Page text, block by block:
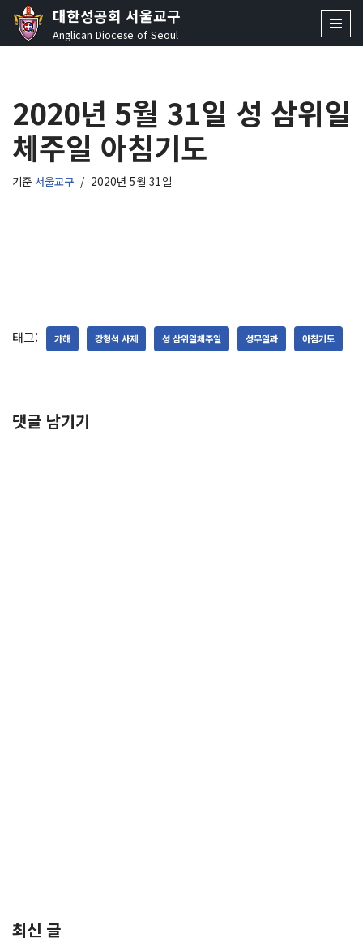
콘
로
건
너
뛰
기
대한성공회 서울교구
Anglican Diocese of Seoul
2020년 5월 31일 성 삼위일
체주일 아침기도
기준 서울교구 2020년 5월 31일
태그: 가해 강형석 사제 성 삼위일체주일 성무일과 아침기도
댓글 남기기
최신 글